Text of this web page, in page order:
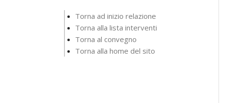
Torna ad inizio relazione
Torna alla lista interventi
Torna al convegno
Torna alla home del sito